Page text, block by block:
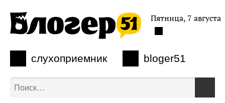
слухоприемник bloger51
Пятница, 7 августа